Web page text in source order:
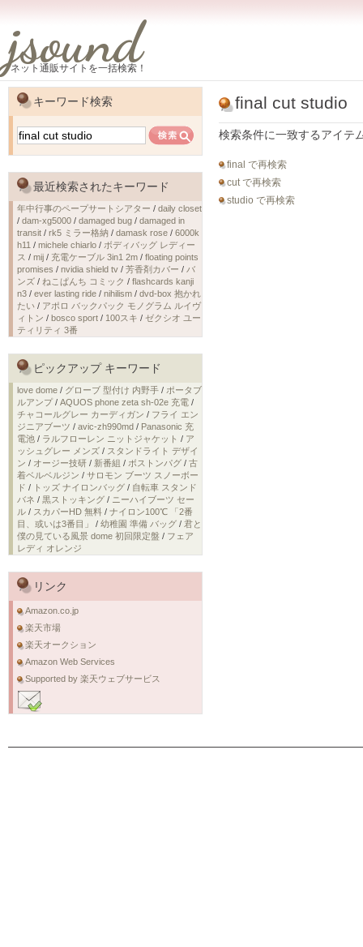
jsound
ネット通販サイトを一括検索！
final cut studio
検索条件に一致するアイテ
final で再検索
cut で再検索
studio で再検索
キーワード検索
最近検索されたキーワード
年中行事のペープサートシアター / daily closet
/ dam-xg5000 / damaged bug / damaged in
transit / rk5 ミラー格納 / damask rose / 6000k
h11 / michele chiarlo / ボディバッグ レディー
ス / mij / 充電ケーブル 3in1 2m / floating points
promises / nvidia shield tv / 芳香剤カバー / バ
ンズ / ねこぱんち コミック / flashcards kanji
n3 / ever lasting ride / nihilism / dvd-box 抱かれ
たい / アポロ バックパック モノグラム ルイヴ
ィトン / bosco sport / 100スキ / ゼクシオ ユー
ティリティ 3番
ピックアップ キーワード
love dome / グローブ 型付け 内野手 / ポータブ
ルアンプ/ AQUOS phone zeta sh-02e 充電 /
チャコールグレー カーディガン / フライ エン
ジニアブーツ / avic-zh990md / Panasonic 充
電池 / ラルフローレン ニットジャケット / ア
ッシュグレー メンズ / スタンドライト デザイ
ン / オージー技研 / 新番組 / ボストンパグ / 古
着ベルベルジン / サロモン ブーツ スノーボー
ド / トッズ ナイロンバッグ / 自転車 スタンド
バネ / 黒ストッキング / ニーハイブーツ セー
ル / スカパーHD 無料 / ナイロン100℃ 「2番
目、或いは3番目」
/ 幼稚園 準備 バッグ / 君と
僕の見ている風景 dome 初回限定盤 / フェア
レディ オレンジ
リンク
Amazon.co.jp
楽天市場
楽天オークション
Amazon Web Services
Supported by 楽天ウェブサービス